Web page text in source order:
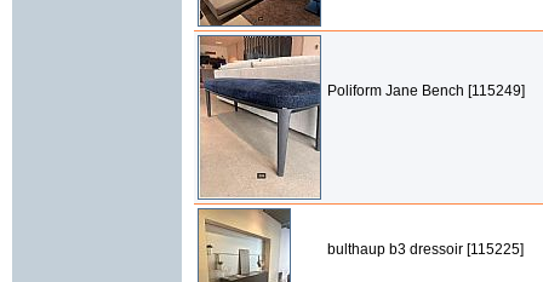
Poliform Jane Bench [115249]
bulthaup b3 dressoir [115225]